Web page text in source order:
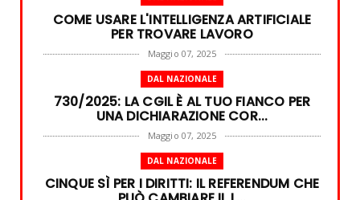
COME USARE L'INTELLIGENZA ARTIFICIALE
PER TROVARE LAVORO
Maggio 07, 2025
DAL NAZIONALE
730/2025: LA CGIL È AL TUO FIANCO PER
UNA DICHIARAZIONE COR...
Maggio 07, 2025
DAL NAZIONALE
CINQUE SÌ PER I DIRITTI: IL REFERENDUM CHE